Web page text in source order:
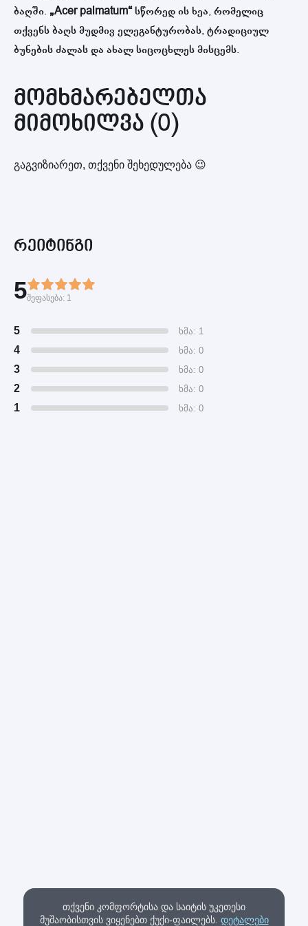
ბაღში. „Acer palmatum“სწორედ ის ხეა, რომელიც
თქვენს ბაღს მუდმივ ელეგანტურობას, ტრადიციულ
ბუნების ძალას და ახალ სიცოცხლეს მისცემს.
მომხმარებელთა
მიმოხილვა (0)
გაგვიზიარეთ, თქვენი შეხედულება 😉
რეიტინგი
5შეფასება: 1
5 ხმა: 1
4 ხმა: 0
3 ხმა: 0
2 ხმა: 0
1 ხმა: 0
თქვენი კომფორტისა და საიტის უკეთესი
მუშაობისთვის ვიყენებთ ქუქი-ფაილებს. დეტალები